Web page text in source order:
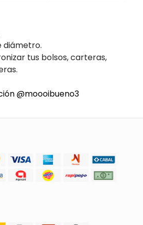
diámetro.
tus bolsos, carteras,
@moooibueno3